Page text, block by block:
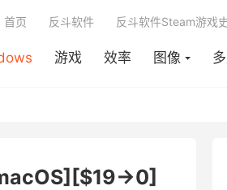
游戏 效率 图像
首页 反斗软件 反斗软件Steam游戏